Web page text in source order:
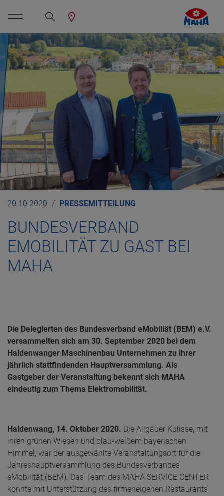
20.10.2020 PRESSEMITTEILUNG
BUNDESVERBAND
EMOBILITÄT ZU GAST BEI
MAHA
Die Delegierten des Bundesverband eMobiliät (BEM) e.V.
versammelten sich am 30. September 2020 bei dem
Haldenwanger Maschinenbau Unternehmen zu ihrer
jährlich stattfindenden Hauptversammlung. Als
Gastgeber der Veranstaltung bekennt sich MAHA
eindeutig zum Thema Elektromobilität.
Haldenwang, 14. Oktober 2020. Die Allgäuer Kulisse, mit
ihren grünen Wiesen und blau-weißem bayerischen
Himmel, war der ausgewählte Veranstaltungsort für die
Jahreshauptversammlung des Bundesverbandes
eMobilität (BEM). Das Team des MAHA SERVICE CENTER
konnte mit Unterstützung des firmeneigenen Restaurants